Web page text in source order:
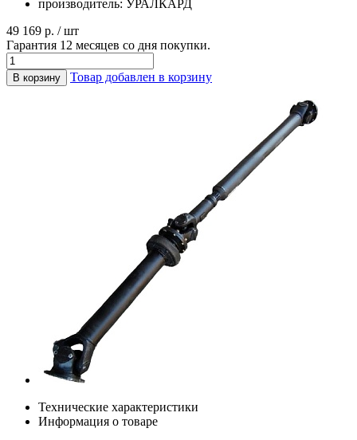
производитель: УРАЛКАРД
49 169 р. / шт
Гарантия 12 месяцев со дня покупки.
В корзину Товар добавлен в корзину
Технические характеристики
Информация о товаре